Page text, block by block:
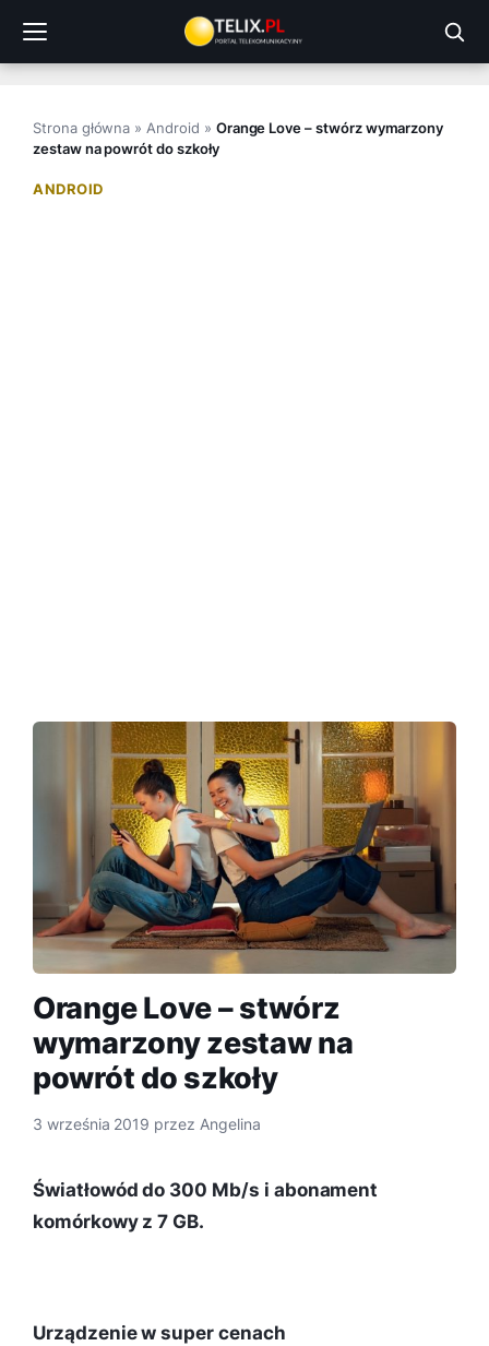
treści
Strona główna » Android » Orange Love – stwórz wymarzony
zestaw na powrót do szkoły
ANDROID
Orange Love – stwórz
wymarzony zestaw na
powrót do szkoły
3 września 2019 przez Angelina
Światłowód do 300 Mb/s i abonament
komórkowy z 7 GB.
Urządzenie w super cenach